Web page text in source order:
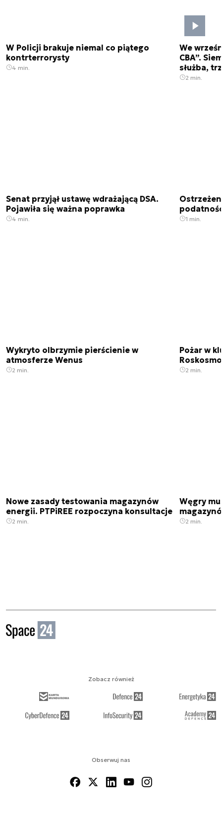
W Policji brakuje niemal co piątego
kontrterrorysty
4 min.
We
CBA”.
służba,
2 min.
Senat przyjął ustawę wdrażającą DSA.
Pojawiła się ważna poprawka
4 min. 1 min.
Wykryto olbrzymie pierścienie w
atmosferze Wenus
2 min.
Pożar w
2 min.
Nowe zasady testowania magazynów
energii. PTPiREE rozpoczyna konsultacje
2 min.
Węgry
2 min.
Obserwuj nas
Zobacz również